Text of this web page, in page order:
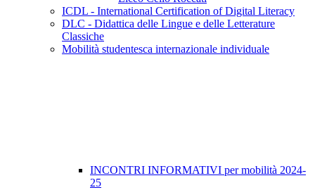
ICDL - International Certification of Digital Literacy
DLC - Didattica delle Lingue e delle Letterature
Classiche
Mobilità studentesca internazionale individuale
INCONTRI INFORMATIVI per mobilità 2024-
25